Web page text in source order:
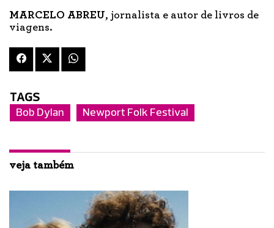
MARCELO ABREU, jornalista e autor de livros de
viagens.
TAGS
Bob Dylan Newport Folk Festival
veja também